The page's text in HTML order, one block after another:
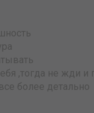
,тогда не жди
более детально